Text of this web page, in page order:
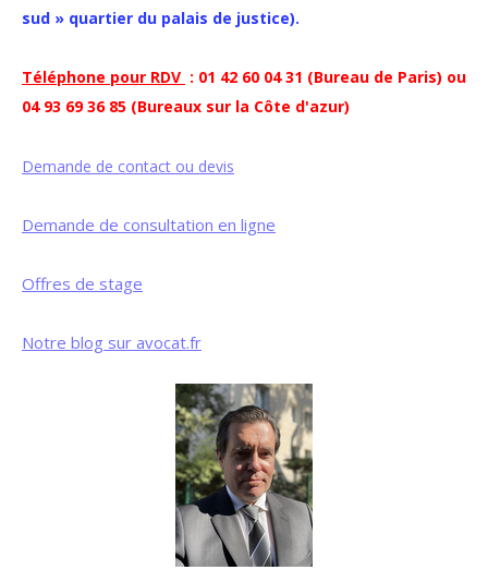
sud » quartier du palais de justice).
Téléphone pour RDV : 01 42 60 04 31 (Bureau de Paris) ou
04 93 69 36 85 (Bureaux sur la Côte d'azur)
Demande de contact ou devis
Demande de consultation en ligne
Offres de stage
Notre blog sur avocat.fr